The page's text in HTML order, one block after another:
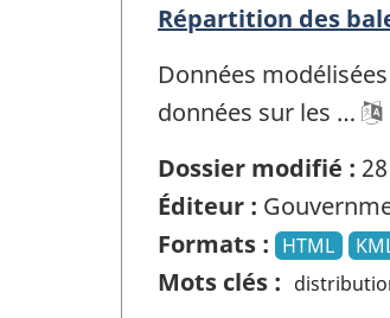
Répartition des
Données
données sur les …
Dossier modifié :
Éditeur :
Formats : HTML
Mots clés :